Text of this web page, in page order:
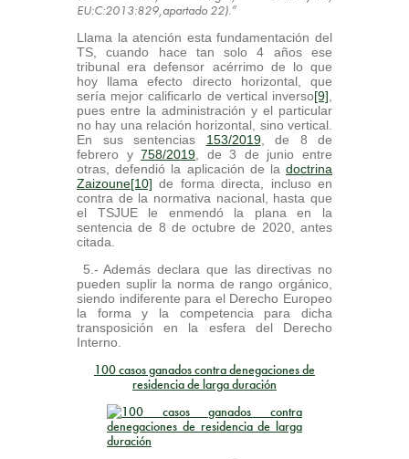
EU:C:2013:829,apartado 22).”
Llama la atención esta fundamentación del
TS, cuando hace tan solo 4 años ese
tribunal era defensor acérrimo de lo que
hoy llama efecto directo horizontal, que
sería mejor calificarlo de vertical inverso[9]
pues entre la administración y el particular
no hay una relación horizontal, sino vertical.
En sus sentencias 153/2019, de 8 de
febrero y758/2019 , de 3 de junio entre
otras, defendió la aplicación de la doctrina
Zaizoune[10] de forma directa, incluso en
contra de la normativa nacional, hasta que
el TSJUE le enmendó la plana en la
sentencia de 8 de octubre de 2020, antes
citada.
5.- Además declara que las directivas no
pueden suplir la norma de rango orgánico,
siendo indiferente para el Derecho Europeo
la forma y la competencia para dicha
transposición en la esfera del Derecho
Interno.
100 casos ganados contra denegaciones de
residencia de larga duración